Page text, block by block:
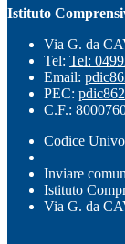
Istituto
Via G. da
Tel: Tel:
Email:
PEC:
C.F.:
Codice
Inviare
Istituto
Via G. da